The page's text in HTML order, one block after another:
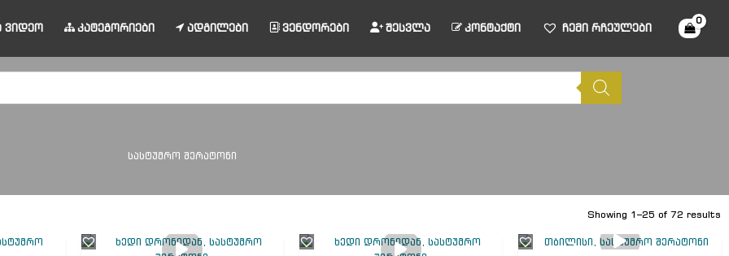
ვიდეო კატეგორიები ადგილები ვენდორები შესვლა კონტაქტი ჩემი რჩეულები
სასტუმრო შერატონი
Showing 1–25 of 72 results